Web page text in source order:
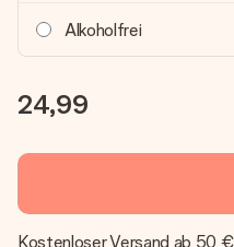
Alkoholfrei
24,99
Kostenloser Versand ab 50 €